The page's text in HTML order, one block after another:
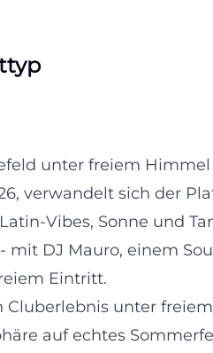
unter freiem
verwandelt sich der
Vibes, Sonne und
mit DJ Mauro, einem
Eintritt.
Cluberlebnis unter
auf echtes